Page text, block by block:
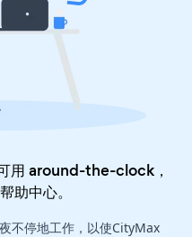
用 around-the-clock，
帮助中心。
不停地工作，以使CityMax